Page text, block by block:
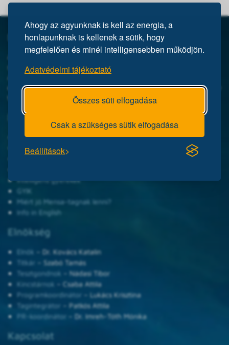
Ahogy az agyunknak is kell az energia, a
honlapunknak is kellenek a sütik, hogy
megfelelően és minél intelligensebben működjön.
Adatvédelmi tájékoztató
Összes süti elfogadása
Csak a szükséges sütik elfogadása
Beállítások
Mi a Mensa?
A Mensa egy nemzetközi egyesület, közel 150 ezer taggal a világ
száz országában. Magyarországi szervezete a Mensa HungarIQa.
A Mensa célja, hogy összefogja a magas intelligenciájú
embereket, tekintet nélkül korukra, nemükre, származásukra vagy
társadalmi helyzetükre.
Legnépszerűbb oldalaink
Online IQ-próbateszt
Mensa felvételi IQ-teszt
Intelligens gyerekek
GYIK
Miért jó Mensa-tagnak lenni?
Info in English
Elnökség
Elnök – Dr. Kovács Katalin
Titkár – Szabó Tamás
Tesztgondnok – Nádasi Tibor
Kincstárnok – Csaba Attila
Programkoordinátor – Lukács Krisztina
Tagintegrátor
– Patkós Attila
PR-koordinátor – Dr. Imreh-Tóth Mónika
Kapcsolat